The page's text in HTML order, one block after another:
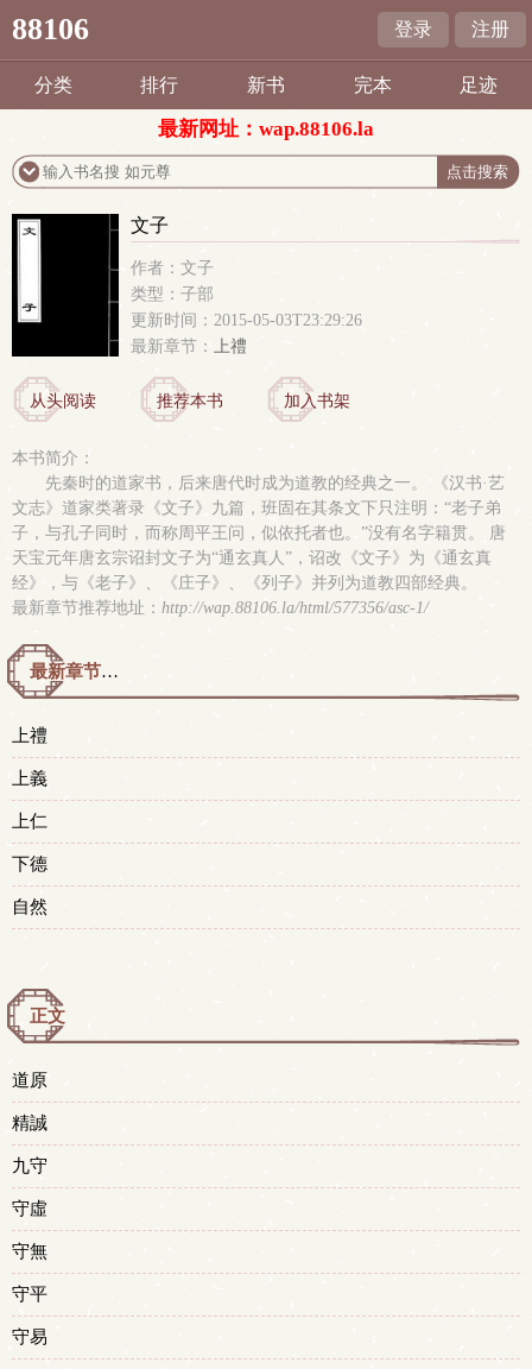
88106 登录 注册
分类 排行 新书 完本 足迹
最新网址：wap.88106.la
文子
作者：文子
类型：子部
更新时间：2015-05-03T23:29:26
最新章节： 上禮
从头阅读 推荐本书 加入书架
本书简介：
先秦时的道家书，后来唐代时成为道教的经典之一。 《汉书·艺
文志》道家类著录《文子》九篇，班固在其条文下只注明：“老子弟
子，与孔子同时，而称周平王问，似依托者也。”没有名字籍贯。 唐
天宝元年唐玄宗诏封文子为“通玄真人”，诏改《文子》为《通玄真
经》，与《老子》、《庄子》、《列子》并列为道教四部经典。
最新章节推荐地址： http://wap.88106.la/html/577356/asc-1/
最新章节预览 更新时间：2015-05-03T23:29:26
上禮
上義
上仁
下德
自然
正文
道原
精誠
九守
守虛
守無
守平
守易